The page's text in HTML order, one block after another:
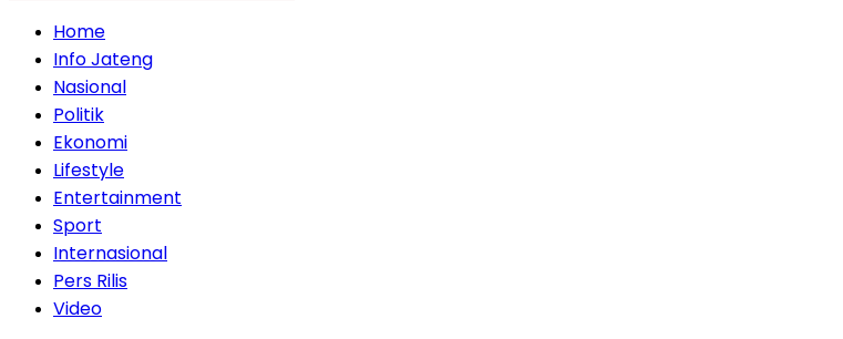
Home
Info Jateng
Nasional
Politik
Ekonomi
Lifestyle
Entertainment
Sport
Internasional
Pers Rilis
Video